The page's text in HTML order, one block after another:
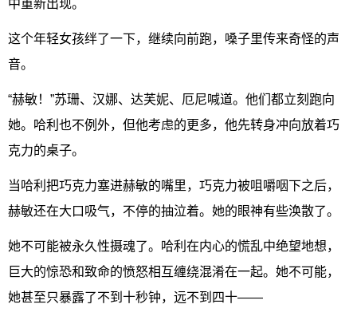
中重新出现。
这个年轻女孩绊了一下，继续向前跑，嗓子里传来奇怪的声
音。
“赫敏！”苏珊、汉娜、达芙妮、厄尼喊道。他们都立刻跑向
她。哈利也不例外，但他考虑的更多，他先转身冲向放着巧
克力的桌子。
当哈利把巧克力塞进赫敏的嘴里，巧克力被咀嚼咽下之后，
赫敏还在大口吸气，不停的抽泣着。她的眼神有些涣散了。
她不可能被永久性摄魂了。哈利在内心的慌乱中绝望地想，
巨大的惊恐和致命的愤怒相互缠绕混淆在一起。她不可能，
她甚至只暴露了不到十秒钟，远不到四十——